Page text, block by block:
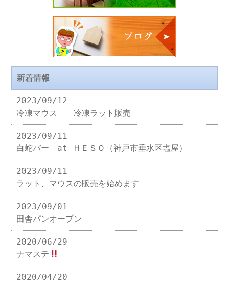
新着情報
2023/09/12
冷凍マウス 冷凍ラット販売
2023/09/11
白蛇バー at ＨＥＳＯ（神戸市垂水区塩屋）
2023/09/11
ラット、マウスの販売を始めます
2023/09/01
田舎パンオープン
2020/06/29
ナマステ
2020/04/20